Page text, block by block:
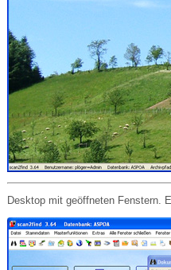
Desktop mit geöffneten Fenstern.